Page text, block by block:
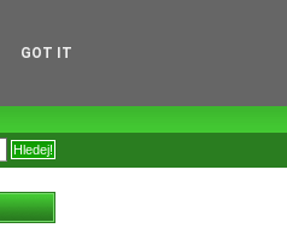
GOT IT